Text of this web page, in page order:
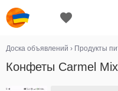
Доска объявлений › Продукты
Конфеты Carmel